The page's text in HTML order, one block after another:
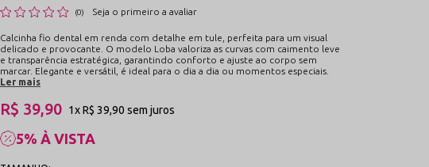
(0) Seja o primeiro a avaliar
Calcinha fio dental em renda com detalhe em tule, perfeita para um visual
delicado e provocante. O modelo Loba valoriza as curvas com caimento leve
e transparência estratégica, garantindo conforto e ajuste ao corpo sem
marcar. Elegante e versátil, é ideal para o dia a dia ou momentos especiais.
Ler mais
5% À VISTA
R$ 39,90 1xR$ 39,90 sem juros